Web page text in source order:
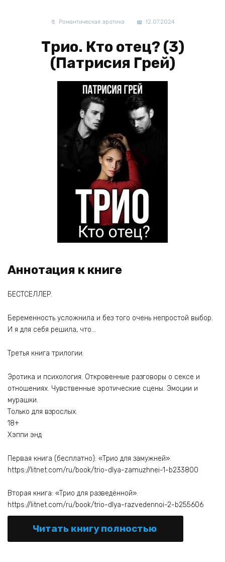
Романтическая эротика 12.07.2024
Трио. Кто отец? (3)
(Патрисия Грей)
Аннотация к книге
БЕСТСЕЛЛЕР.
Беременность усложнила и без того очень непростой выбор.
И я для себя решила, что…
Третья книга трилогии.
Эротика и психология. Откровенные разговоры о сексе и
отношениях. Чувственные эротические сцены. Эмоции и
мурашки.
Только для взрослых.
18+
Хэппи энд
Первая книга (бесплатно): «Трио для замужней».
https://litnet.com/ru/book/trio-dlya-zamuzhnei-1-b233800
Вторая книга: «Трио для разведённой».
https://litnet.com/ru/book/trio-dlya-razvedennoi-2-b255606
Читать книгу полностью